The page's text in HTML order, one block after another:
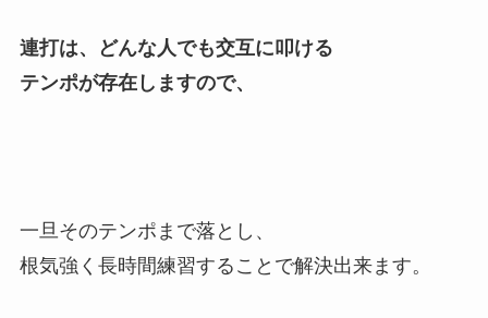
連打は、どんな人でも交互に叩ける
テンポが存在しますので、
一旦そのテンポまで落とし、
根気強く長時間練習することで解決出来ます。